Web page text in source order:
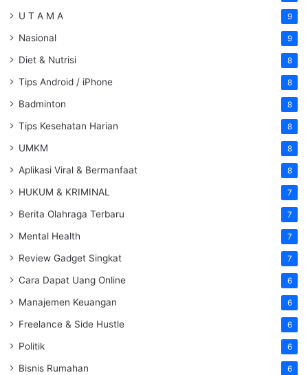
U T A M A 9
Nasional 9
Diet & Nutrisi 8
Tips Android / iPhone 8
Badminton 8
Tips Kesehatan Harian 8
UMKM 8
Aplikasi Viral & Bermanfaat 8
HUKUM & KRIMINAL 7
Berita Olahraga Terbaru 7
Mental Health 7
Review Gadget Singkat 7
Cara Dapat Uang Online 6
Manajemen Keuangan 6
Freelance & Side Hustle 6
Politik 6
Bisnis Rumahan 6